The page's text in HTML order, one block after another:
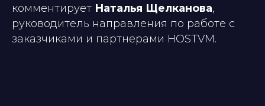
комментирует Наталья Щелканова,
руководитель направления по работе с
заказчиками и партнерами HOSTVM.